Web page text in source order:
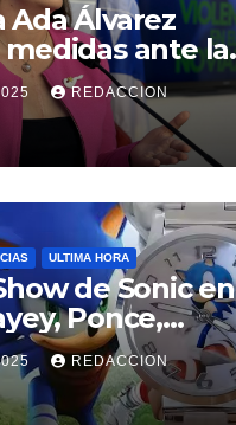
Ada Álvarez
ante la
el noviazgo
REDACCION
ULTIMA HORA
de Sonic en
Ponce,
y Humacao,
para el que
REDACCION